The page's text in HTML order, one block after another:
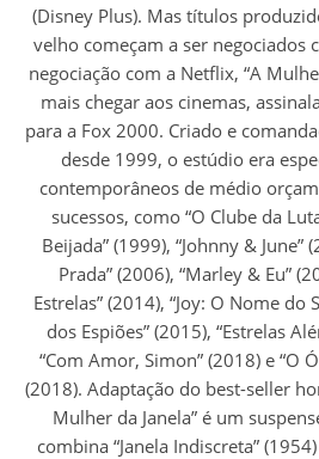
(Disney Plus). Mas títulos
velho começam a ser negociados
negociação com a Netflix, “A
mais chegar aos cinemas,
para a Fox 2000. Criado e
desde 1999, o estúdio era
contemporâneos de médio
sucessos, como “O Clube da
Beijada” (1999), “Johnny & June”
Prada” (2006), “Marley & Eu”
Estrelas” (2014), “Joy: O Nome do
dos Espiões” (2015), “Estrelas
“Com Amor, Simon” (2018) e “O
(2018). Adaptação do best-seller
Mulher da Janela” é um
combina “Janela Indiscreta”